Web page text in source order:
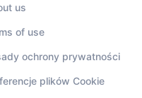
us
of use
ochrony prywatności
plików Cookie